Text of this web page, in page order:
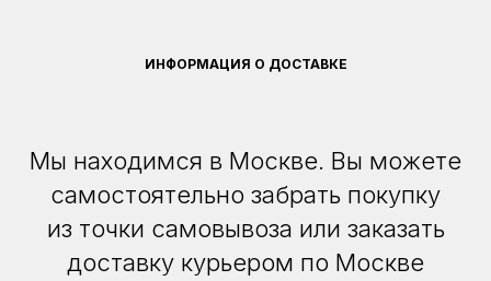
ИНФОРМАЦИЯ О ДОСТАВКЕ
Мы находимся в Москве. Вы можете
самостоятельно забрать покупку
из точки самовывоза или заказать
доставку курьером по Москве